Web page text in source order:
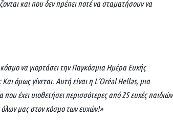
και που δεν πρέπει ποτέ να σταματήσουν να
κόσμο να γιορτάσει την Παγκόσμια Ημέρα Ευχής
όμως γίνεται. Αυτή είναι η L’Oréal Hellas, μια
έχει υιοθετήσει περισσότερες από 25 ευχές παιδιών
μας στον κόσμο των ευχών!»